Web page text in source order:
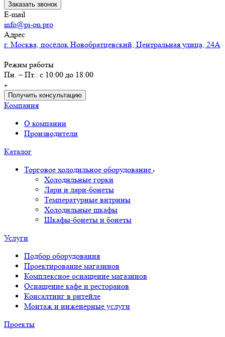
Заказать звонок
E-mail
info@pi-on.pro
Адрес
г. Москва, посёлок Новобратцевский, Центральная улица, 24А
Режим работы
Пн. – Пт.: с 10:00 до 18:00
Получить консультацию
Компания
О компании
Производители
Каталог
Торговое холодильное оборудование
Холодильные горки
Лари и лари-бонеты
Температурные витрины
Холодильные шкафы
Шкафы-бонеты и бонеты
Услуги
Подбор оборудования
Проектирование магазинов
Комплексное оснащение магазинов
Оснащение кафе и ресторанов
Консалтинг в ритейле
Монтаж и инженерные услуги
Проекты